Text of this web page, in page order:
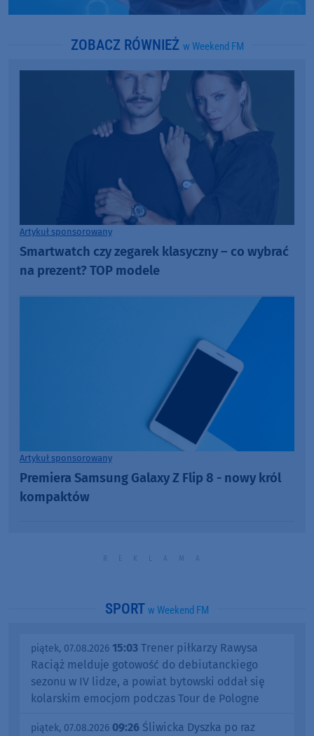
ZOBACZ RÓWNIEŻ w Weekend FM
Artykuł sponsorowany
Smartwatch czy zegarek klasyczny – co wybrać
na prezent? TOP modele
Artykuł sponsorowany
Premiera Samsung Galaxy Z Flip 8 - nowy król
kompaktów
SPORT w Weekend FM
piątek, 07.08.2026 15:03 Trener piłkarzy Rawysa
Raciąż melduje gotowość do debiutanckiego
sezonu w IV lidze, a powiat bytowski oddał się
kolarskim emocjom podczas Tour de Pologne
piątek, 07.08.2026 09:26 Śliwicka Dyszka po raz